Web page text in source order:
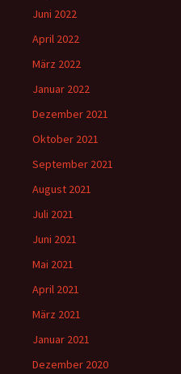
Juni 2022
April 2022
März 2022
Januar 2022
Dezember 2021
Oktober 2021
September 2021
August 2021
Juli 2021
Juni 2021
Mai 2021
April 2021
März 2021
Januar 2021
Dezember 2020